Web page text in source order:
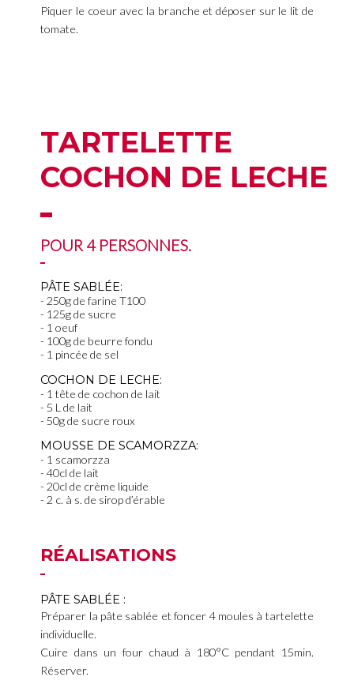
Piquer le coeur avec la branche et déposer sur le lit de
tomate.
TARTELETTE
COCHON DE LECHE
POUR 4 PERSONNES.
PÂTE SABLÉE:
250g de farine T100
125g de sucre
1 oeuf
100g de beurre fondu
1 pincée de sel
COCHON DE LECHE:
1 tête de cochon de lait
5 L de lait
50g de sucre roux
MOUSSE DE SCAMORZZA:
1 scamorzza
40cl de lait
20cl de crème liquide
2 c. à s. de sirop d’érable
RÉALISATIONS
PÂTE SABLÉE :
Préparer la pâte sablée et foncer 4 moules à tartelette
individuelle.
Cuire dans un four chaud à 180°C pendant 15min.
Réserver.